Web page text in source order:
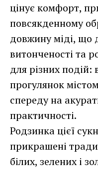
цінує комфорт,
повсякденному
довжину міді, що
витонченості та
для різних подій:
прогулянок
спереду на
практичності.
Родзинка цієї
прикрашені
білих, зелених і